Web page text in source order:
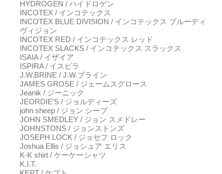
HYDROGEN / ハイドロゲン
INCOTEX / インコテックス
INCOTEX BLUE DIVISION / インコテックス ブルーディ
ヴィジョン
INCOTEX RED / インコテックス レッド
INCOTEX SLACKS / インコテックス スラックス
ISAIA / イザイア
ISPIRA / イスピラ
J.W.BRINE / J.W.ブライン
JAMES GROSE / ジェームスグロース
Jeanik / ジーニック
JEORDIE'S / ジョルディーズ
john sheep / ジョン シープ
JOHN SMEDLEY / ジョン スメドレー
JOHNSTONS / ジョンストンズ
JOSEPH LOCK / ジョセフ ロック
Joshua Ellis / ジョシュア エリス
K-K shirt / ケーケーシャツ
K.I.T.